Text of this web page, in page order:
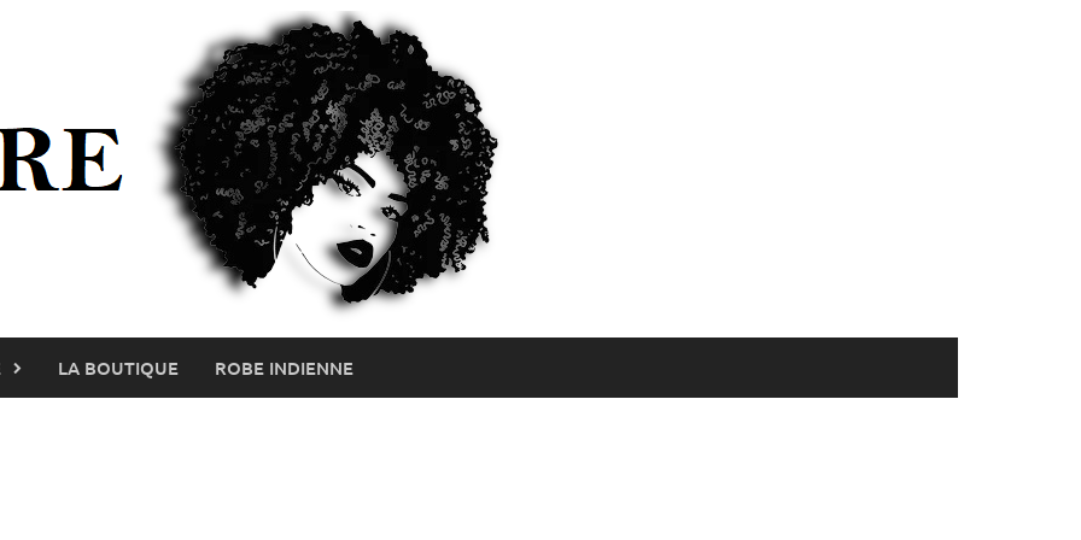
LA BOUTIQUE ROBE INDIENNE